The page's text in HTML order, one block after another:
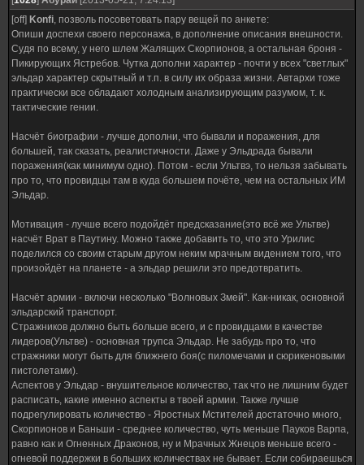
[off] Konfi, позволь посоветовать пару вещей по анкете:
Опиши доспехи своего персонажа, в дополнение описания внешности.
Судя по всему, у него шлем Жалящих Скорпионов, а остальная броня -
Пикирующих Ястребов. Чутка дополни характер - почти у всех "светлых"
эльдар характер скрытный и т.п. в силу их образа жизни. Автархи тоже
практически все обладают холодным анализирующим разумом, т. к.
тактические гении.
Насчёт биографии - лучше дополни, что бывали и поражения, для
большей, так сказать, реалистичности. Даже у Эльдрада бывали
поражения(как минимум одно). Потом - если Ультвэ, то нельзя забывать
про то, что провидцы там в куда большем почёте, чем на остальных ИМ
Эльдар.
Мотивация - лучше всего подойдёт предсказание(это всё же Ультве)
насчёт Врат в Паутину. Можно также добавить то, что это Урилис
поделился со своим старым другом неким мрачным видением того, что
произойдёт на планете - а эльдар решили это предотвратить.
Насчёт армии - включи несколько "Волновых Змей". Как-никак, основной
эльдарский транспорт.
Стражников должно быть больше всего, и с провидцами в качестве
лидеров(Ультве) - основная трупса Эльдар. Не забудь про то, что
стражники могут быть для ближнего боя(с пиломечами и сюрикеновыми
пистолетами).
Аспектов у Эльдар - внушительное количество, так что не лишним будет
расписать, какие именно аспекты в твоей армии. Также лучше
подрегулировать количество - Яростных Мстителей достаточно много,
Скорпионов и Баньши - среднее количество, чуть меньше Пауков Варпа,
равно как и Огненных Драконов, ну и Мрачных Жнецов меньше всего -
огневой поддержки в больших количествах не бывает. Если собираешься